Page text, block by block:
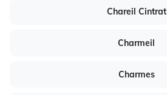
Chareil Cintrat
Charmeil
Charmes